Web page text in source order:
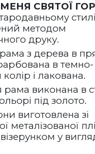
СВЯТОЇ
стилі
методом
друку.
з дерева в
в темно-
і лакована.
рама виконана в
під золото.
виготовлена зі
металізованої
у